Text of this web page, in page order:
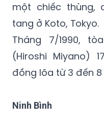
một chiếc thùng,
tang ở Koto, Tokyo.
Tháng 7/1990,
(Hiroshi Miyano)
đồng lõa từ 3 đến
Ninh Bình